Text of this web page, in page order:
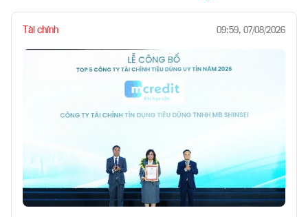
Tài chính 09:59, 07/08/2026